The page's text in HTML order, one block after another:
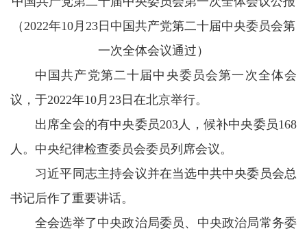
（2022年10月23日中国共产党第二十届中央委员会第
一次全体会议通过）
中国共产党第二十届中央委员会第一次全体会
议，于2022年10月23日在北京举行。
出席全会的有中央委员203人，候补中央委员168
人。中央纪律检查委员会委员列席会议。
习近平同志主持会议并在当选中共中央委员会总
书记后作了重要讲话。
全会选举了中央政治局委员、中央政治局常务委